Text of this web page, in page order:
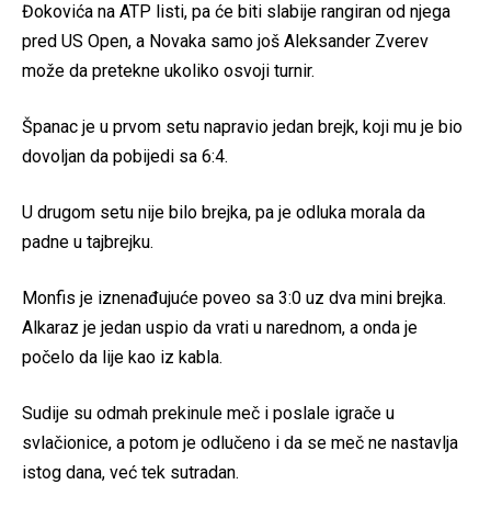
Đokovića na ATP listi, pa će biti slabije rangiran od njega
pred US Open, a Novaka samo još Aleksander Zverev
može da pretekne ukoliko osvoji turnir.
Španac je u prvom setu napravio jedan brejk, koji mu je bio
dovoljan da pobijedi sa 6:4.
U drugom setu nije bilo brejka, pa je odluka morala da
padne u tajbrejku.
Monfis je iznenađujuće poveo sa 3:0 uz dva mini brejka.
Alkaraz je jedan uspio da vrati u narednom, a onda je
počelo da lije kao iz kabla.
Sudije su odmah prekinule meč i poslale igrače u
svlačionice, a potom je odlučeno i da se meč ne nastavlja
istog dana, već tek sutradan.